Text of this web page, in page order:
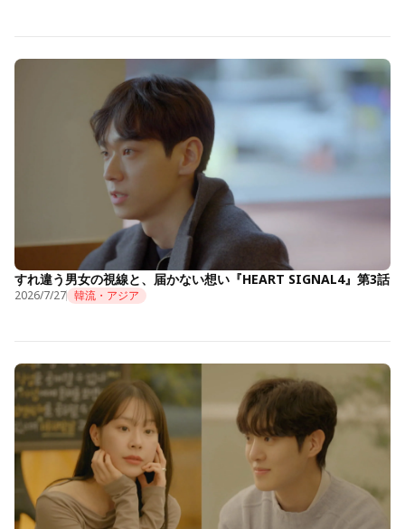
すれ違う男女の視線と、届かない想い『HEART SIGNAL4』第3話
2026/7/27 韓流・アジア